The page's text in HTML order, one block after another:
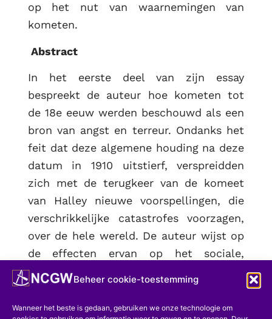
Beheer cookie-toestemming
Wanneer het beste is gedaan, gebruiken we onze technologie om
op het nut van waarnemingen van
kometen.
Abstract
In het eerste deel van zijn essay
bespreekt de auteur hoe kometen tot
de 18e eeuw werden beschouwd als een
bron van angst en terreur. Ondanks het
feit dat deze algemene houding na deze
datum in 1910 uitstierf, verspreidden
zich met de terugkeer van de komeet
van Halley nieuwe voorspellingen, die
verschrikkelijke catastrofes voorzagen,
over de hele wereld. De auteur wijst op
de effecten ervan op het sociale,
economische en morele leven van die
tijd.
In het tweede deel van zijn essay